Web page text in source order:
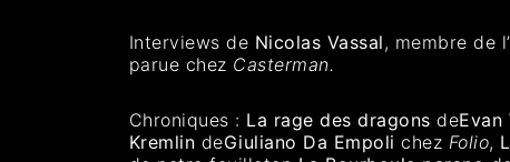
Interviews de Nicolas Vassal, membre de
parue chez Casterman.
Chroniques : La rage des dragons deEvan
Kremlin deGiuliano Da Empoli chez Folio,